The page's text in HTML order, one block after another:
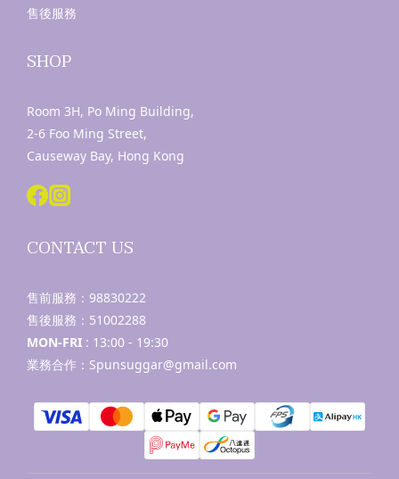
售後服務
SHOP
Room 3H, Po Ming Building,
2-6 Foo Ming Street,
Causeway Bay, Hong Kong
CONTACT US
售前服務： 98830222
售後服務： 51002288
MON-FRI : 13:00 - 19:30
業務合作：Spunsuggar@gmail.com